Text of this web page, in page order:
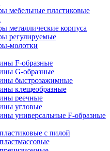
мебельные пластиковые
металлические корпуса
регулируемые
молотки
F-образные
G-образные
быстрозажимные
клещеобразные
реечные
угловые
универсальные F-образные
с пилой